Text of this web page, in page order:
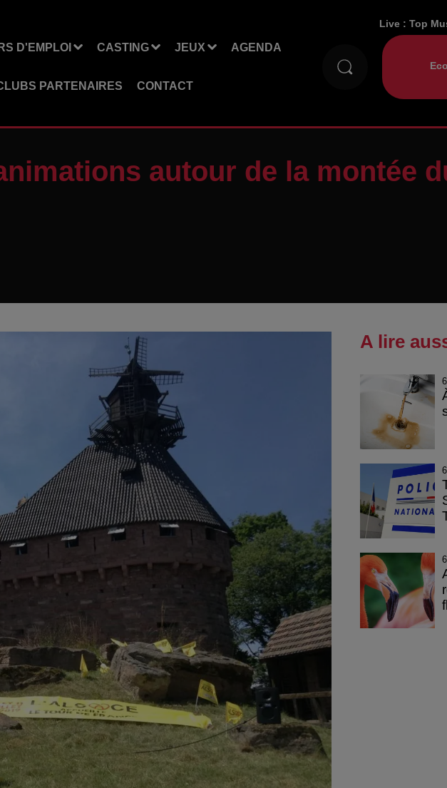
D'EMPLOI CASTING JEUX AGENDA
PARTENAIRES CONTACT
Live :Top
autour de la montée
A lire